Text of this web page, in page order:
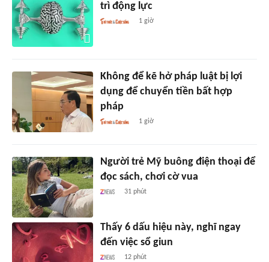
trì động lực
1 giờ
Không để kẽ hở pháp luật bị lợi
dụng để chuyển tiền bất hợp
pháp
1 giờ
Người trẻ Mỹ buông điện thoại để
đọc sách, chơi cờ vua
31 phút
Thấy 6 dấu hiệu này, nghĩ ngay
đến việc sổ giun
12 phút